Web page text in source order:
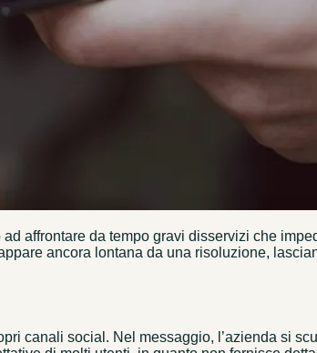
affrontare da tempo gravi disservizi che
ancora lontana da una risoluzione,
canali social. Nel messaggio, l’azienda si